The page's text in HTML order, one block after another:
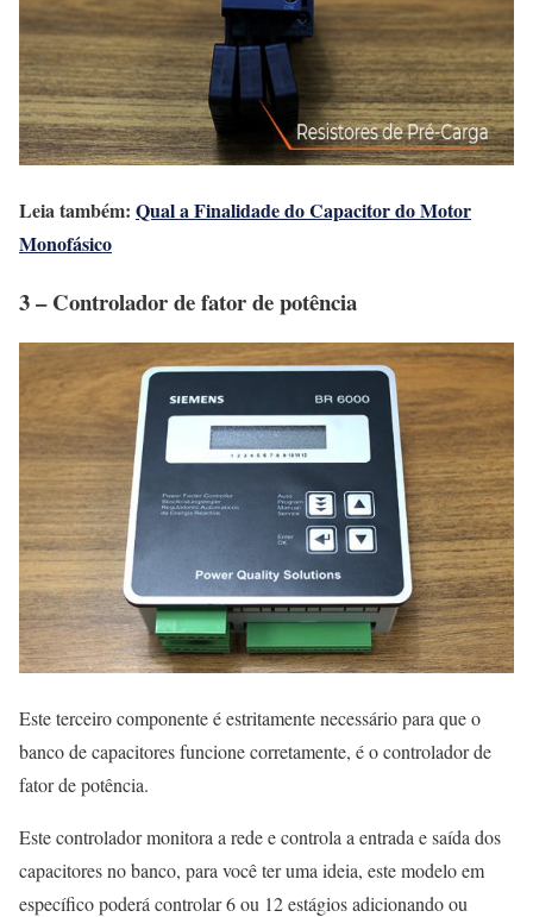
Leia também: Qual a Finalidade do Capacitor do Motor
Monofásico
3 – Controlador de fator de potência
Este terceiro componente é estritamente necessário para que o
banco de capacitores funcione corretamente, é o controlador de
fator de potência.
Este controlador monitora a rede e controla a entrada e saída dos
capacitores no banco, para você ter uma ideia, este modelo em
específico poderá controlar 6 ou 12 estágios adicionando ou